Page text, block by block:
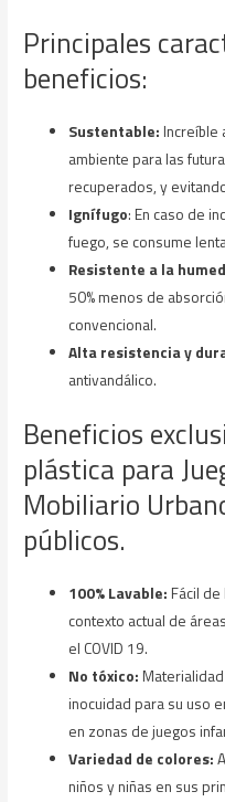
Principales
beneficios:
Sustentable: Increíble
ambiente para las
recuperados, y
Ignífugo: En caso de
fuego, se consume
Resistente a la
50% menos de
convencional.
Alta resistencia y
antivandálico.
Beneficios
plástica para
Mobiliario
públicos.
100% Lavable: Fácil
contexto actual de
el COVID 19.
No tóxico:
inocuidad para su uso
en zonas de juegos
Variedad de colores:
niños y niñas en sus